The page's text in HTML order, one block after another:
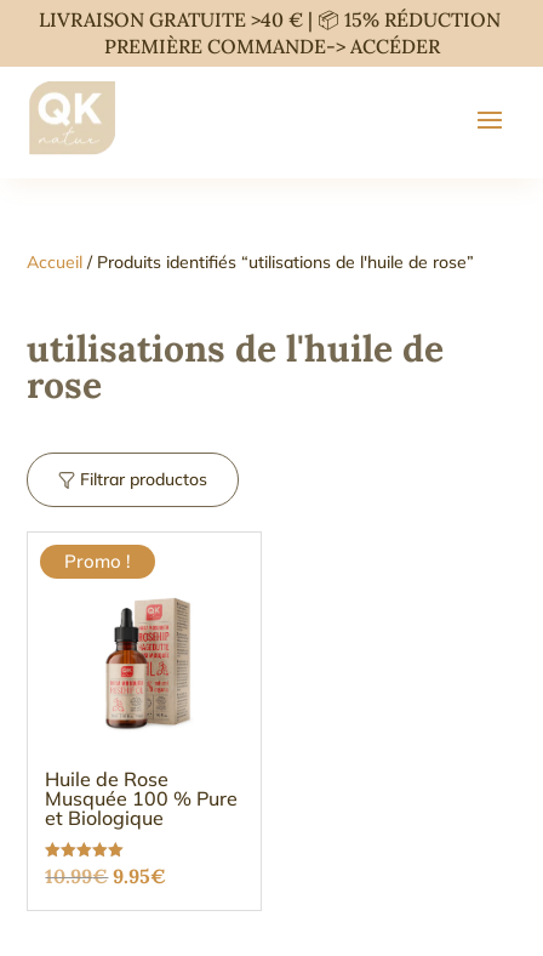
LIVRAISON GRATUITE >40 € | 📦 15% RÉDUCTION
PREMIÈRE COMMANDE-> ACCÉDER
Accueil / Produits identifiés “utilisations de l'huile de rose”
utilisations de l'huile de
rose
Filtrar productos
Promo !
Huile de Rose
Musquée 100 % Pure
et Biologique
Note
5.00
10.99€Le
prix
9.95€
prix